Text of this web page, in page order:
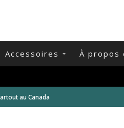
Accessoires À propos
au Canada